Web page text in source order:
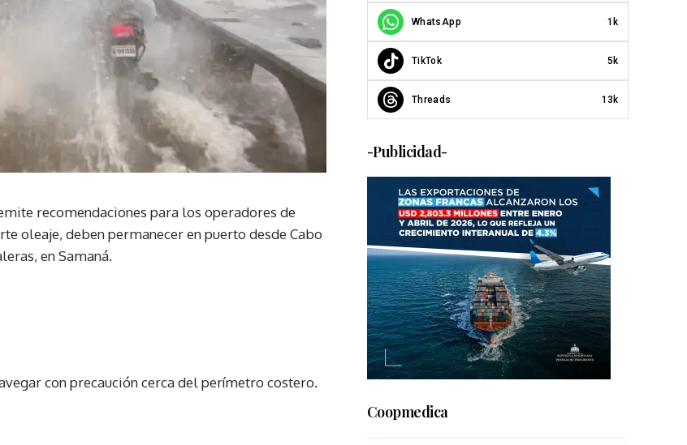
recomendaciones para los operadores de
oleaje, deben permanecer en puerto desde Cabo
en Samaná.
con precaución cerca del perímetro costero.
WhatsApp 1k
TikTok 5k
Threads 13k
-Publicidad-
Coopmedica